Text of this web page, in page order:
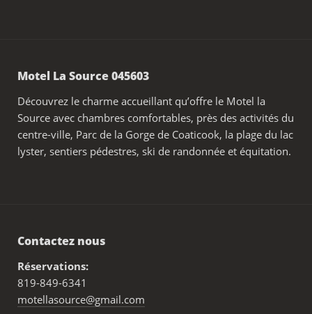
Motel La Source 045603
Découvrez le charme accueillant qu’offre le Motel la
Source avec chambres comfortables, près des activités du
centre-ville, Parc de la Gorge de Coaticook, la plage du lac
lyster, sentiers pédestres, ski de randonnée et équitation.
Contactez nous
Réservations:
819-849-6341
motellasource@gmail.com